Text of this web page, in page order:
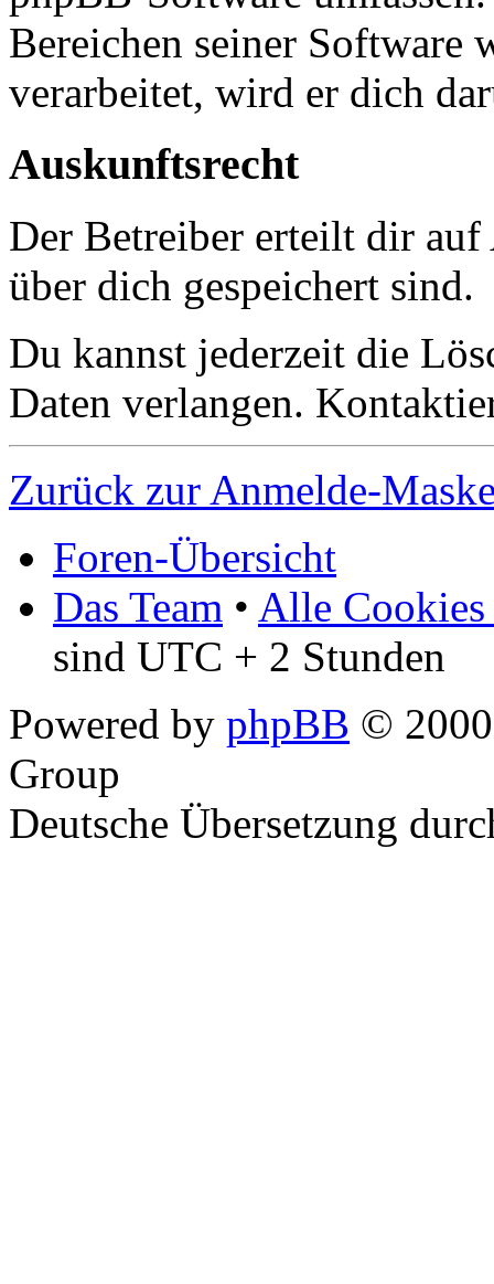
Bereichen seiner Software
verarbeitet, wird er dich
Auskunftsrecht
Der Betreiber erteilt dir
über dich gespeichert sind.
Du kannst jederzeit die
Daten verlangen.
Zurück zur Anmelde-
Foren-Übersicht
Das Team • Alle Cookies
sind UTC + 2 Stunden
Powered by phpBB ©
Group
Deutsche Übersetzung